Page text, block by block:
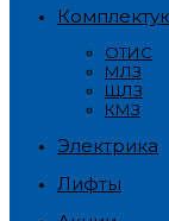
ОТИС
МЛЗ
ЩЛЗ
КМЗ
Электрика
Лифты